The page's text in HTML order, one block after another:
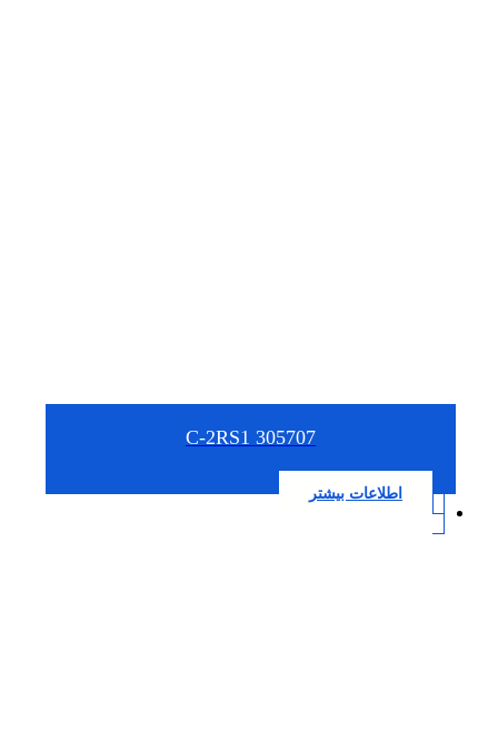
305707 C-2RS1
اطلاعات بیشتر